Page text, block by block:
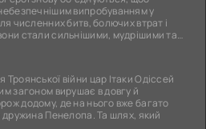
випробуванням у
численних битв, болючих втрат і
стали сильнішими, мудрішими та
Троянської війни цар Ітаки Одіссей
загоном вирушає в довгу й
додому, де на нього вже багато
дружина Пенелопа. Та шлях, який